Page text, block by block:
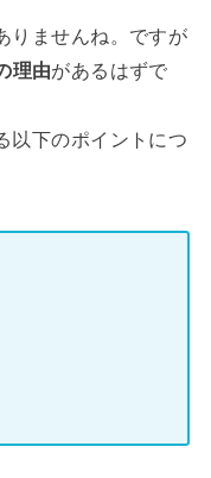
りませんね。ですが
理由があるはずで
以下のポイントにつ